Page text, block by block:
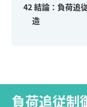
42結論：負荷追
造
負荷追従制